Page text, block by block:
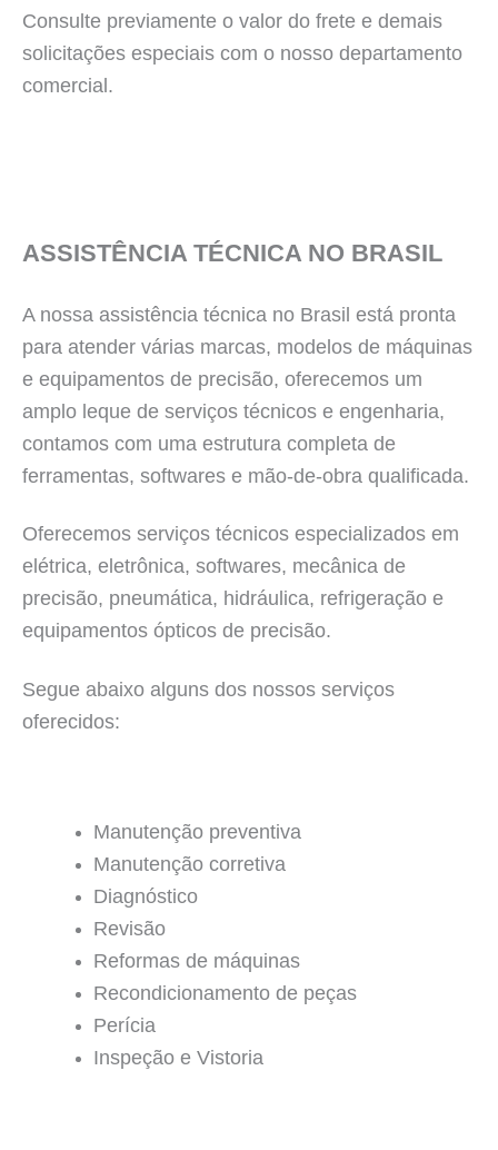
Consulte previamente o valor do frete e demais
solicitações especiais com o nosso departamento
comercial.
ASSISTÊNCIA TÉCNICA NO BRASIL
A nossa assistência técnica no Brasil está pronta
para atender várias marcas, modelos de máquinas
e equipamentos de precisão, oferecemos um
amplo leque de serviços técnicos e engenharia,
contamos com uma estrutura completa de
ferramentas, softwares e mão-de-obra qualificada.
Oferecemos serviços técnicos especializados em
elétrica, eletrônica, softwares, mecânica de
precisão, pneumática, hidráulica, refrigeração e
equipamentos ópticos de precisão.
Segue abaixo alguns dos nossos serviços
oferecidos:
Manutenção preventiva
Manutenção corretiva
Diagnóstico
Revisão
Reformas de máquinas
Recondicionamento de peças
Perícia
Inspeção e Vistoria